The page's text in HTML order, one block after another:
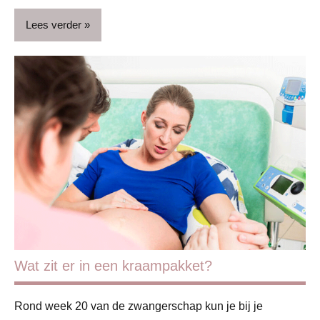
Lees verder
Babyproducten
Blog
Gezin
Handige
info
Zwangerschap
Wat zit er in een kraampakket?
Rond week 20 van de zwangerschap kun je bij je